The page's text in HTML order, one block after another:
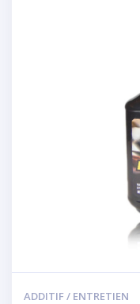
ADDITIF / ENTRETIEN